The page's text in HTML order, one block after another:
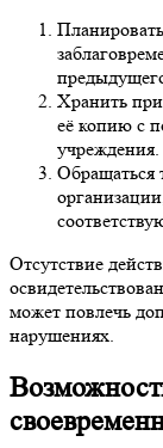
Хранить
её копию с
учреждения.
Обращаться
Отсутствие
может повлечь
нарушениях.